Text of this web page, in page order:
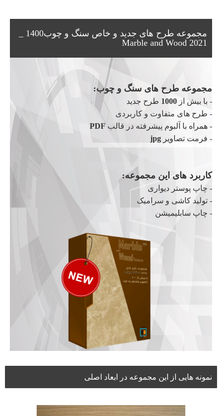
Marble and Wood 2021
مجموعه طرح های سنگ و چوب:
- با بیش از 1000 طرح جدید
- طرح های متفاوت و کاربردی
- همراه با آلبوم پیشرفته در قالبPDF
- فرمت تصاویر jpg
کاربرد های این مجموعه:
- چاپ پوستر دیواری
- تولید کاشی و سرامیک
- چاپ سابلیمیشن
نمونه هایی از این مجموعه در ابعاد اصلی